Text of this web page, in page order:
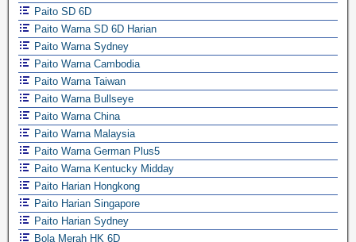
Paito SD 6D
Paito Warna SD 6D Harian
Paito Warna Sydney
Paito Warna Cambodia
Paito Warna Taiwan
Paito Warna Bullseye
Paito Warna China
Paito Warna Malaysia
Paito Warna German Plus5
Paito Warna Kentucky Midday
Paito Harian Hongkong
Paito Harian Singapore
Paito Harian Sydney
Bola Merah HK 6D